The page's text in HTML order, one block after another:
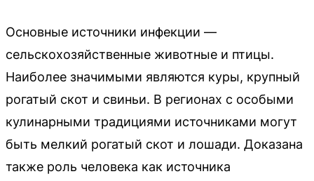
Основные источники инфекции —
сельскохозяйственные животные и птицы.
Наиболее значимыми являются куры, крупный
рогатый скот и свиньи. В регионах с особыми
кулинарными традициями источниками могут
быть мелкий рогатый скот и лошади. Доказана
также роль человека как источника